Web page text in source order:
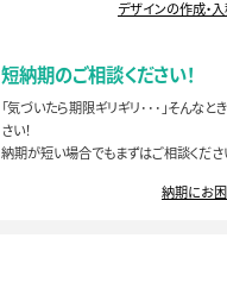
デザインの作成・
短納期のご相談ください！
「気づいたら期限ギリギリ･･･」そんなと
さい！
納期が短い場合でもまずはご相談くださ
納期にお